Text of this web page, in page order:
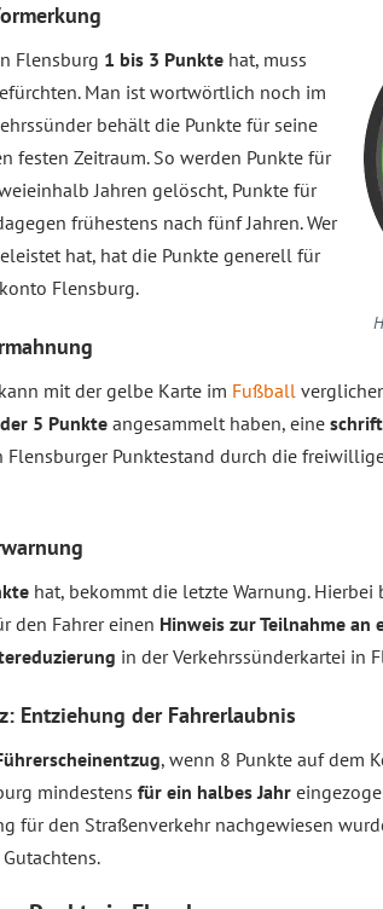
Flensburg 1 bis 3 Punkte hat, muss
Man ist wortwörtlich noch im
behält die Punkte für seine
festen Zeitraum. So werden Punkte für
Jahren gelöscht, Punkte für
frühestens nach fünf Jahren. Wer
hat, hat die Punkte generell für
Flensburg.
mit der gelbe Karte im Fußball
5 Punkte angesammelt haben, eine
Flensburger Punktestand durch die
hat, bekommt die letzte Warnung.
den Fahrer einen Hinweis zur Teilnahme an
in der Verkehrssünderkartei in
Entziehung der Fahrerlaubnis
, wenn 8 Punkte auf dem
mindestens für ein halbes Jahr
für den Straßenverkehr nachgewiesen